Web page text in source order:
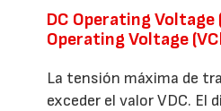
DC Operating Voltage
Operating Voltage
La tensión máxima de
exceder el valor VDC. El